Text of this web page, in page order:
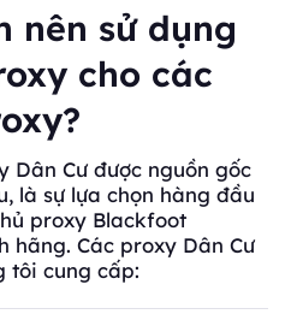
nên sử dụng
cho các
Dân Cư được nguồn gốc
là sự lựa chọn hàng đầu
proxy Blackfoot
hãng. Các proxy Dân Cư
tôi cung cấp: